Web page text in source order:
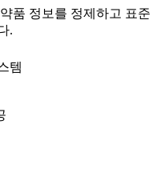
품 정보를 정제하고 표준
.
템